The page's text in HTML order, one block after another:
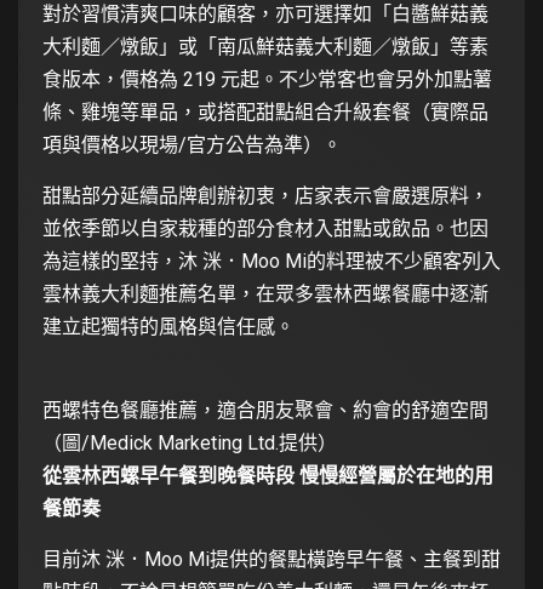
對於習慣清爽口味的顧客，亦可選擇如「白醬鮮菇義
大利麵／燉飯」或「南瓜鮮菇義大利麵／燉飯」等素
食版本，價格為 219 元起。不少常客也會另外加點薯
條、雞塊等單品，或搭配甜點組合升級套餐（實際品
項與價格以現場/官方公告為準）。
甜點部分延續品牌創辦初衷，店家表示會嚴選原料，
並依季節以自家栽種的部分食材入甜點或飲品。也因
為這樣的堅持，沐 洣．Moo Mi的料理被不少顧客列入
雲林義大利麵推薦名單，在眾多雲林西螺餐廳中逐漸
建立起獨特的風格與信任感。
西螺特色餐廳推薦，適合朋友聚會、約會的舒適空間
（圖/Medick Marketing Ltd.提供）
從雲林西螺早午餐到晚餐時段 慢慢經營屬於在地的用
餐節奏
目前沐 洣．Moo Mi提供的餐點橫跨早午餐、主餐到甜